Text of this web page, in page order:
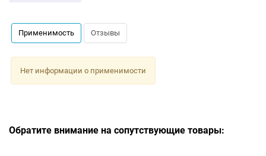
Применимость Отзывы
Нет информации о применимости
Обратите внимание на сопутствующие товары: